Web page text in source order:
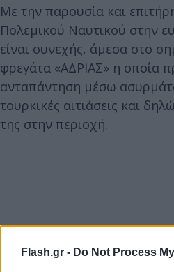
Flash.gr - Do Not Process
Με την παρουσία και
Πολεμικού Ναυτικού στην
είναι συνεχής, άμεσα στο
φρεγάτα «ΑΔΡΙΑΣ» η οποία
ανταπάντηση μέσω
τουρκικές αιτιάσεις και
της στην περιοχή.